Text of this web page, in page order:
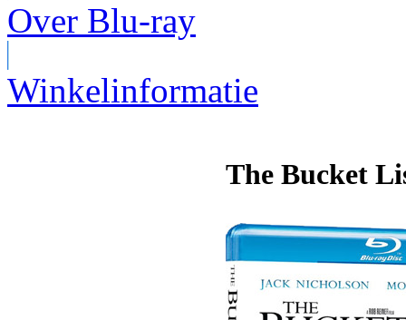
Over Blu-ray
Winkelinformatie
The Bucket